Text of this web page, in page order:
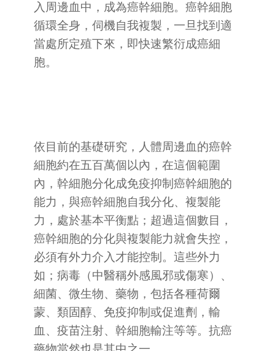
入周邊血中，成為癌幹細胞。癌幹細胞
循環全身，伺機自我複製，一旦找到適
當處所定殖下來，即快速繁衍成癌細
胞。
依目前的基礎研究，人體周邊血的癌幹
細胞約在五百萬個以內，在這個範圍
內，幹細胞分化成免疫抑制癌幹細胞的
能力，與癌幹細胞自我分化、複製能
力，處於基本平衡點；超過這個數目，
癌幹細胞的分化與複製能力就會失控，
必須有外力介入才能控制。這些外力
如；病毒（中醫稱外感風邪或傷寒）、
細菌、微生物、藥物，包括各種荷爾
蒙、類固醇、免疫抑制或促進劑，輸
血、疫苗注射、幹細胞輸注等等。抗癌